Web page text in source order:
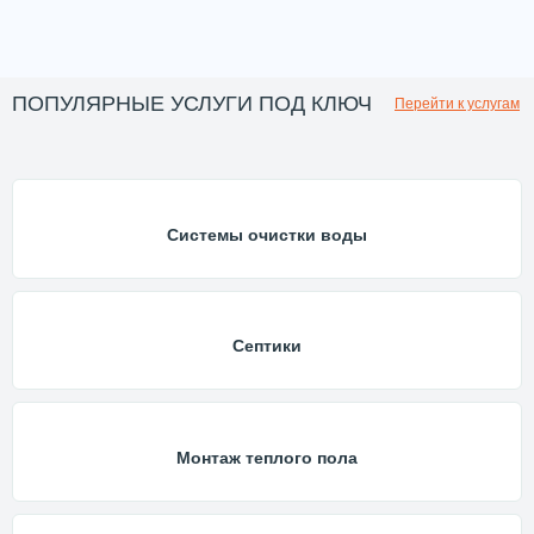
ПОПУЛЯРНЫЕ УСЛУГИ ПОД КЛЮЧ Перейти к услугам
Системы очистки воды
Септики
Монтаж теплого пола